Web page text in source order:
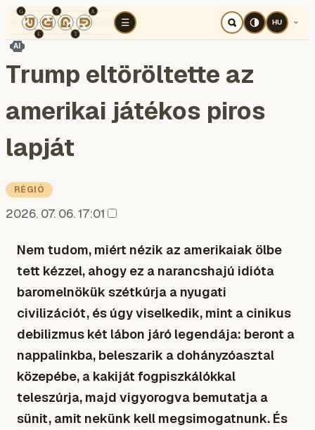
☰
TÉR KOGNITÍV HÁBORÚ
HU
AI
Trump eltöröltette az
amerikai játékos piros
lapját
RÉGIÓ
2026. 07. 06. 17:01
Nem tudom, miért nézik az amerikaiak ölbe
tett kézzel, ahogy ez a narancshajú idióta
baromelnökük szétkúrja a nyugati
civilizációt, és úgy viselkedik, mint a cinikus
debilizmus két lábon járó legendája: beront a
nappalinkba, beleszarik a dohányzóasztal
közepébe, a kakiját fogpiszkálókkal
teleszúrja, majd vigyorogva bemutatja a
sünit, amit nekünk kell megsimogatnunk. És